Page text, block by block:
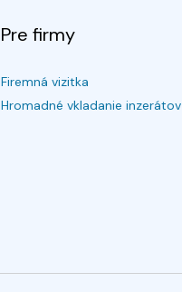
Pre firmy
Firemná vizitka
Hromadné vkladanie inzerátov